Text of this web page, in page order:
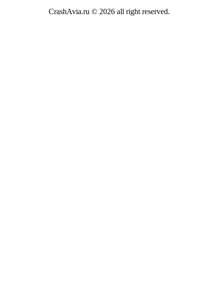
CrashAvia.ru © 2026 all right reserved.